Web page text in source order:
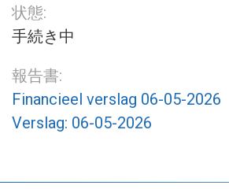
状態:
手続き中
報告書:
Financieel verslag 06-05-2026
Verslag: 06-05-2026